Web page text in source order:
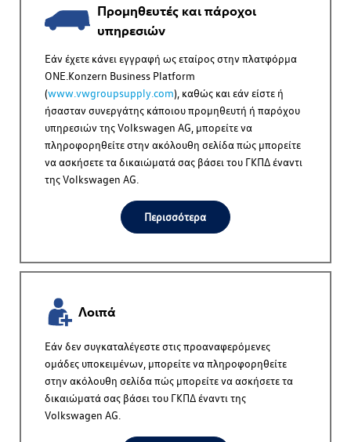
Προμηθευτές και πάροχοι
υπηρεσιών
Εάν έχετε κάνει εγγραφή ως εταίρος στην πλατφόρμα
ONE.Konzern Business Platform
(www.vwgroupsupply.com), καθώς και εάν είστε ή
ήσασταν συνεργάτης κάποιου προμηθευτή ή παρόχου
υπηρεσιών τηςVolkswagen AG , μπορείτε να
πληροφορηθείτε στην ακόλουθη σελίδα πώς μπορείτε
να ασκήσετε τα δικαιώματά σας βάσει του ΓΚΠΔ έναντι
τηςVolkswagen AG
Περισσότερα
Λοιπά
Εάν δεν συγκαταλέγεστε στις προαναφερόμενες
ομάδες υποκειμένων, μπορείτε να πληροφορηθείτε
στην ακόλουθη σελίδα πώς μπορείτε να ασκήσετε τα
δικαιώματά σας βάσει του ΓΚΠΔ έναντι της
Volkswagen AG